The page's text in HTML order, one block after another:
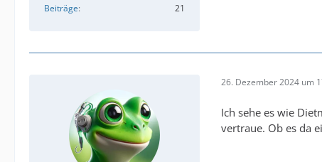
Beiträge
21
26. Dezember 2024 um
Ich sehe es wie
vertraue. Ob es da